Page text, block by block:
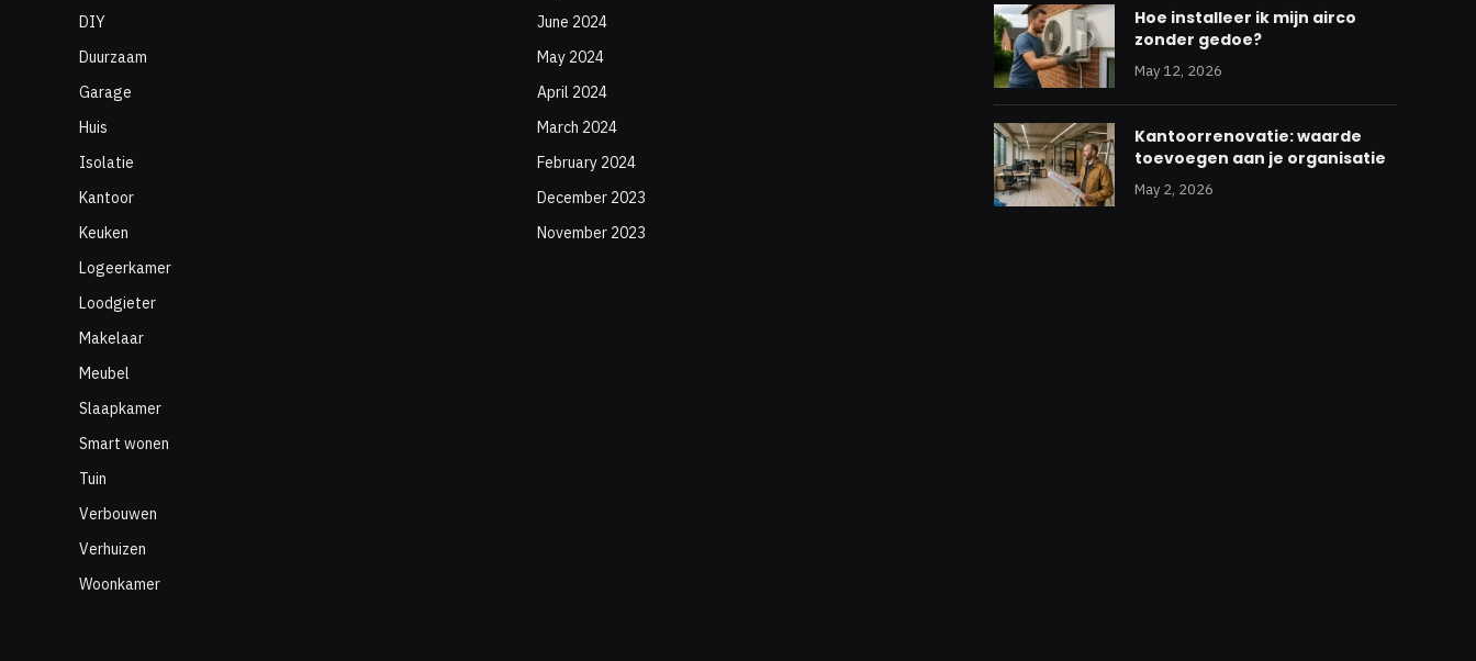
DIY
Duurzaam
Garage
Huis
Isolatie
Kantoor
Keuken
Logeerkamer
Loodgieter
Makelaar
Meubel
Slaapkamer
Smart wonen
Tuin
Verbouwen
Verhuizen
Woonkamer
June 2024
May 2024
April 2024
March 2024
February 2024
December 2023
November 2023
Hoe installeer ik mijn airco
zonder gedoe?
May 12, 2026
Kantoorrenovatie: waarde
toevoegen aan je organisatie
May 2, 2026